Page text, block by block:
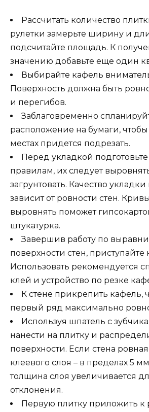
Рассчитать количество
рулетки замерьте ширину и
подсчитайте площадь. К
значению добавьте еще один
Выбирайте кафель
Поверхность должна быть
и перегибов.
Заблаговременно
расположение на бумаги, чтобы
местах придется подрезать.
Перед укладкой
правилам, их следует
загрунтовать. Качество
зависит от ровности стен.
выровнять поможет
штукатурка.
Завершив работу по
поверхности стен, приступайте
Использовать рекомендуется
клей и устройство по резке
К стене прикрепить кафель,
первый ряд максимально
Используя шпатель с
нанести на плитку и
поверхности. Если стена
клеевого слоя – в пределах 5
толщина слоя увеличивается
отклонения.
Первую плитку приложить к